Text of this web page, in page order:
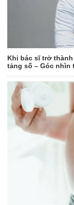
Khi bác sĩ trở
tảng số – Góc nhìn